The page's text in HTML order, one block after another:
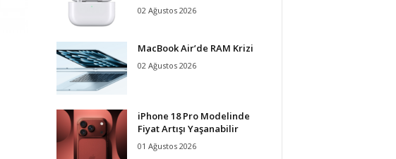
02 Ağustos 2026
MacBook Air’de RAM Krizi
02 Ağustos 2026
iPhone 18 Pro Modelinde
Fiyat Artışı Yaşanabilir
01 Ağustos 2026